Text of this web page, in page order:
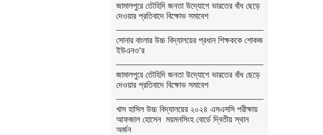
জামালপুরে তৌহিদি জনতা উদ্যোগে ভারতের বাঁধ ছেড়ে
দেওয়ার প্রতিবাদে বিক্ষোভ সমাবেশ
সোনার বাংলার উচ্চ বিদ্যালয়ের প্রধান শিক্ষককে শোকজ
ইউএনও’র
জামালপুরে তৌহিদি জনতা উদ্যোগে ভারতের বাঁধ ছেড়ে
দেওয়ার প্রতিবাদে বিক্ষোভ সমাবেশ
খাস হাসিল উচ্চ বিদ্যালয়ের ২০২৪ এসএসসি পরীক্ষায়
আফজাল হোসেন ময়মনসিংহ বোর্ডে দ্বিতীয় স্থান
অর্জন